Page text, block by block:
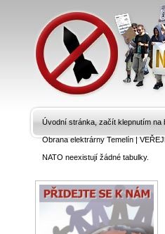
Úvodní stránka, začít klepnutím na
Obrana elektrárny Temelín|
NATO neexistují žádné tabulky.